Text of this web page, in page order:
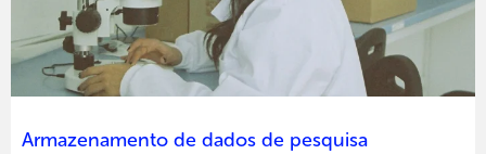
Armazenamento de dados de pesquisa